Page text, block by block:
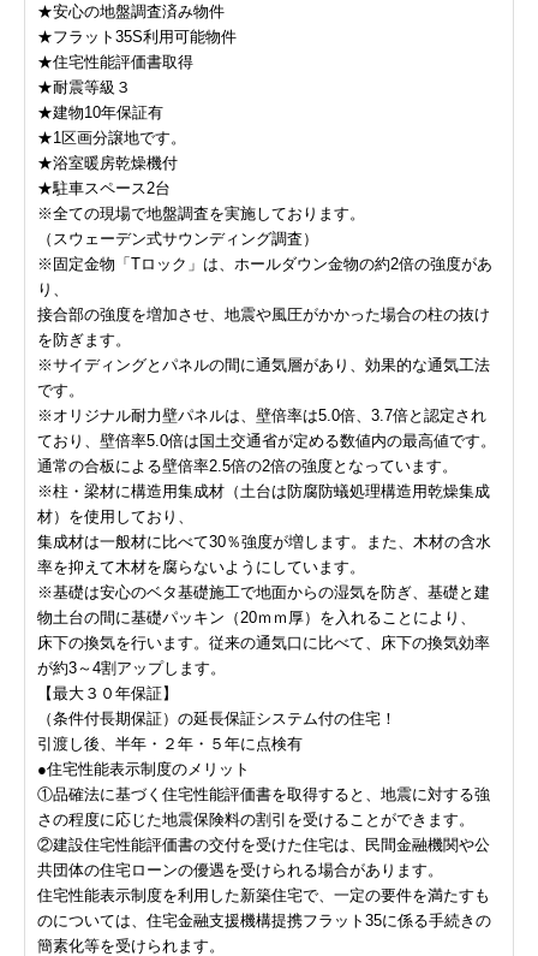
★安心の地盤調査済み物件
★フラット35S利用可能物件
★住宅性能評価書取得
★耐震等級３
★建物10年保証有
★1区画分譲地です。
★浴室暖房乾燥機付
★駐車スペース2台
※全ての現場で地盤調査を実施しております。
（スウェーデン式サウンディング調査）
※固定金物「Tロック」は、ホールダウン金物の約2倍の強度があ
り、
接合部の強度を増加させ、地震や風圧がかかった場合の柱の抜け
を防ぎます。
※サイディングとパネルの間に通気層があり、効果的な通気工法
です。
※オリジナル耐力壁パネルは、壁倍率は5.0倍、3.7倍と認定され
ており、壁倍率5.0倍は国土交通省が定める数値内の最高値です。
通常の合板による壁倍率2.5倍の2倍の強度となっています。
※柱・梁材に構造用集成材（土台は防腐防蟻処理構造用乾燥集成
材）を使用しており、
集成材は一般材に比べて30％強度が増します。また、木材の含水
率を抑えて木材を腐らないようにしています。
※基礎は安心のベタ基礎施工で地面からの湿気を防ぎ、基礎と建
物土台の間に基礎パッキン（20ｍｍ厚）を入れることにより、
床下の換気を行います。従来の通気口に比べて、床下の換気効率
が約3～4割アップします。
【最大３０年保証】
（条件付長期保証）の延長保証システム付の住宅！
引渡し後、半年・２年・５年に点検有
●住宅性能表示制度のメリット
①品確法に基づく住宅性能評価書を取得すると、地震に対する強
さの程度に応じた地震保険料の割引を受けることができます。
②建設住宅性能評価書の交付を受けた住宅は、民間金融機関や公
共団体の住宅ローンの優遇を受けられる場合があります。
住宅性能表示制度を利用した新築住宅で、一定の要件を満たすも
のについては、住宅金融支援機構提携フラット35に係る手続きの
簡素化等を受けられます。